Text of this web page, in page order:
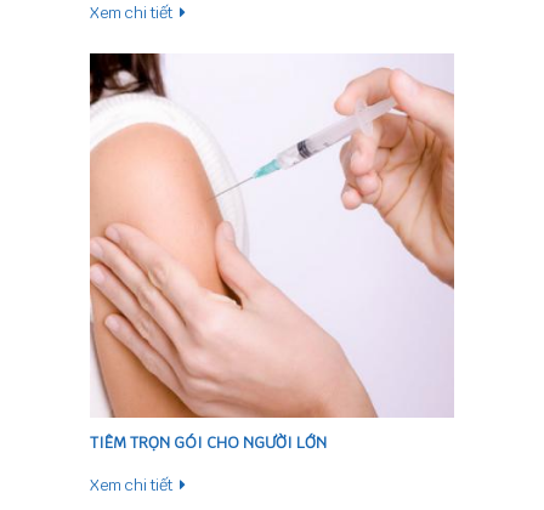
Xem chi tiết
TIÊM TRỌN GÓI CHO NGƯỜI LỚN
Xem chi tiết